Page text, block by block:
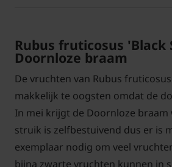
Rubus fruticosus 'Black
Doornloze braam
De vruchten van Rubus
makkelijk te oogsten omdat de
In mei krijgt de Doornloze braam
struik is zelfbestuivend dus er is
exemplaar nodig om veel
bijna zwarte vruchten kunnen in